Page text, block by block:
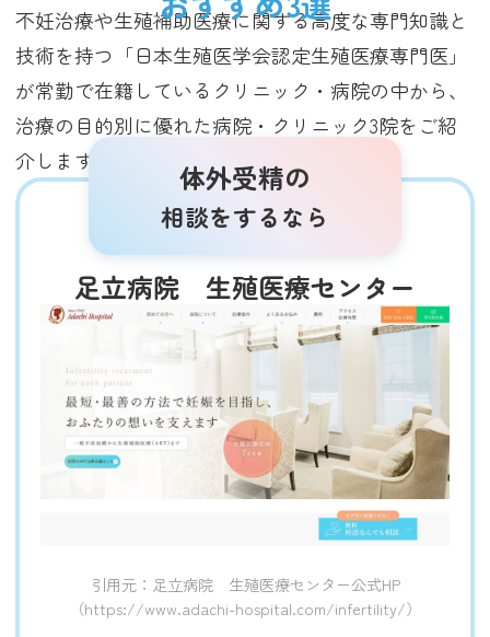
不妊治療や生殖補助医療に関する高度な専門知識と
技術を持つ「日本生殖医学会認定生殖医療専門医」
が常勤で在籍しているクリニック・病院の中から、
治療の目的別に優れた病院・クリニック3院をご紹
介します（2025年3月調査時点）。
体外受精の
相談をするなら
足立病院 生殖医療センター
引用元：足立病院 生殖医療センター公式HP
（https://www.adachi-hospital.com/infertility/）